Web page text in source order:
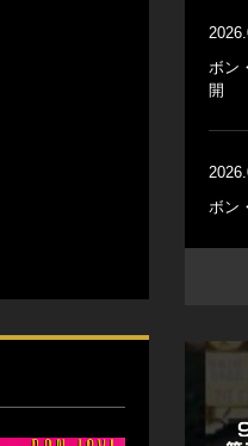
ボン
開
ボン